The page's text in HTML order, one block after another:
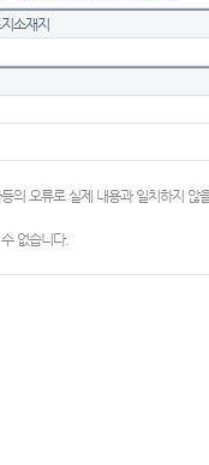
소재지
의 오류로 실제 내용과 일치하지
없습니다.